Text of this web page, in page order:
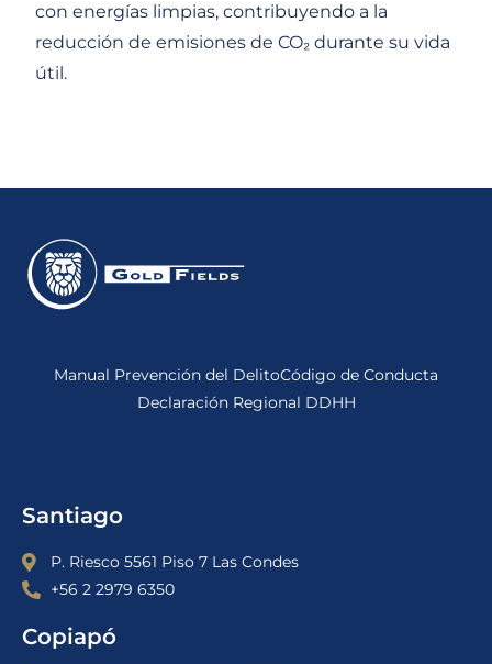
con energías limpias, contribuyendo a la
reducción de emisiones de CO₂ durante su vida
útil.
Manual Prevención del DelitoCódigo de Conducta
Declaración Regional DDHH
Santiago
P. Riesco 5561 Piso 7 Las Condes
+56 2 2979 6350
Copiapó